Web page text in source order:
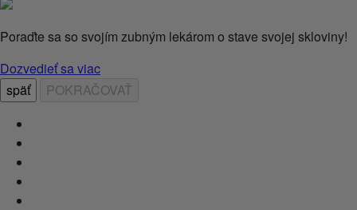
Poraďte sa so svojím zubným lekárom o stave svojej skloviny!
Dozvedieť sa viac
späť
POKRAČOVAŤ